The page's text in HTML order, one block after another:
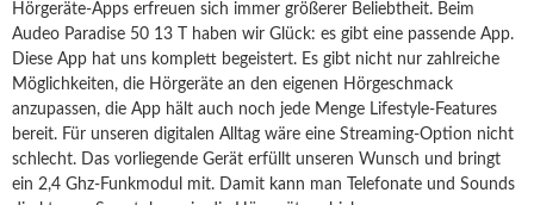
Hörgeräte-Apps erfreuen sich immer größerer Beliebtheit. Beim
Audeo Paradise 50 13 T haben wir Glück: es gibt eine passende App.
Diese App hat uns komplett begeistert. Es gibt nicht nur zahlreiche
Möglichkeiten, die Hörgeräte an den eigenen Hörgeschmack
anzupassen, die App hält auch noch jede Menge Lifestyle-Features
bereit. Für unseren digitalen Alltag wäre eine Streaming-Option nicht
schlecht. Das vorliegende Gerät erfüllt unseren Wunsch und bringt
ein 2,4 Ghz-Funkmodul mit. Damit kann man Telefonate und Sounds